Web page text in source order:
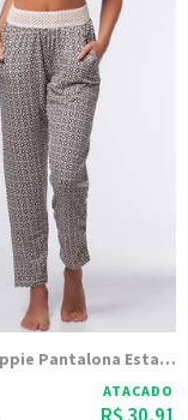
Calça Hippie Pantalona Estampada | 2305
ATACADO